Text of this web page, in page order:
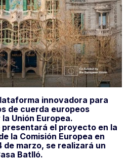
innovadora para
de cuerda europeos
Unión Europea.
presentará el proyecto en la
la Comisión Europea en
de marzo, se realizará un
Batlló.